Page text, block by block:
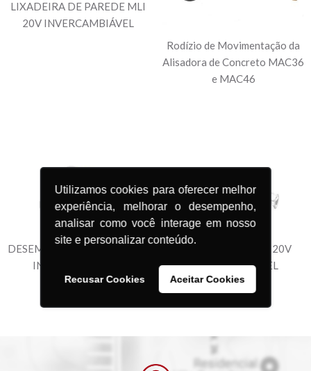
Utilizamos cookies para oferecer melhor
experiência, melhorar o desempenho,
analisar como você interage em nosso
site e personalizar conteúdo.
Recusar Cookies Aceitar Cookies
LIXADEIRA DE PAREDE MLI
20V INVERCAMBIÁVEL
Rodízio de Movimentação da
Alisadora de Concreto MAC36
e MAC46
DESEMPENADEIRA MDI 20V
INTERCAMBIÁVEL
MISTURADOR MMI 20V
INTERCAMBIÁVEL